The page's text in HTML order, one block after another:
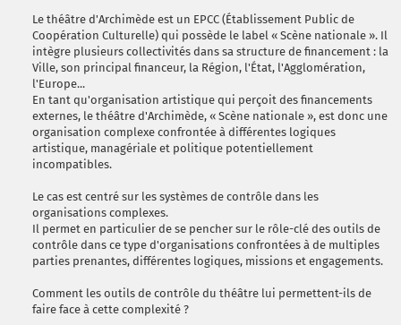
Le théâtre d'Archimède est un EPCC (Établissement Public de
Coopération Culturelle) qui possède le label « Scène nationale ». Il
intègre plusieurs collectivités dans sa structure de financement : la
Ville, son principal financeur, la Région, l'État, l'Agglomération,
l'Europe...
En tant qu'organisation artistique qui perçoit des financements
externes, le théâtre d'Archimède, « Scène nationale », est donc une
organisation complexe confrontée à différentes logiques
artistique, managériale et politique potentiellement
incompatibles.
Le cas est centré sur les systèmes de contrôle dans les
organisations complexes.
Il permet en particulier de se pencher sur le rôle-clé des outils de
contrôle dans ce type d'organisations confrontées à de multiples
parties prenantes, différentes logiques, missions et engagements.
Comment les outils de contrôle du théâtre lui permettent-ils de
faire face à cette complexité ?